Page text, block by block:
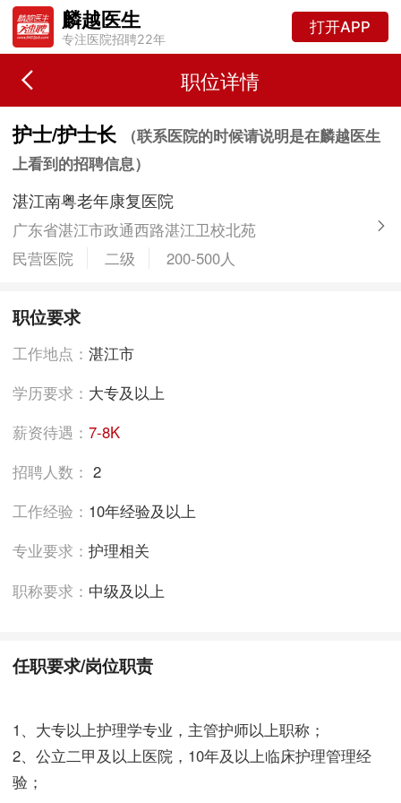
麟越医生
专注医院招聘22年
打开APP
职位详情
护士/护士长
（联系医院的时候请说明是在麟越医生
上看到的招聘信息）
湛江南粤老年康复医院
广东省湛江市政通西路湛江卫校北苑
民营医院
二级 200-500人
职位要求
工作地点：湛江市
学历要求： 大专及以上
薪资待遇：7-8K
招聘人数：2
工作经验： 10年经验及以上
专业要求：护理相关
职称要求： 中级及以上
任职要求/岗位职责
1、大专以上护理学专业，主管护师以上职称；
2、公立二甲及以上医院，10年及以上临床护理管理经
验；